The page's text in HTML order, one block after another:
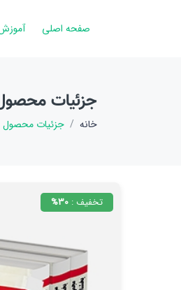
صفحه‌ اصلی
جزئیات
خانه جزئیات محصول
تخفیف : 30%